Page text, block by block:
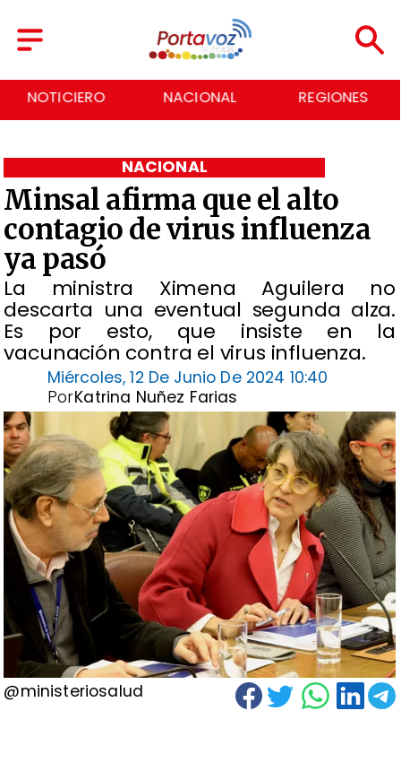
NOTICIERO NACIONAL REGIONES
Minsal afirma que el alto
contagio de virus influenza
ya pasó
La ministra Ximena Aguilera no
descarta una eventual segunda alza.
Es por esto, que insiste en la
vacunación contra el virus influenza.
NACIONAL
Miércoles, 12 De Junio De 2024 10:40
Katrina Nuñez Farias
Por
@ministeriosalud